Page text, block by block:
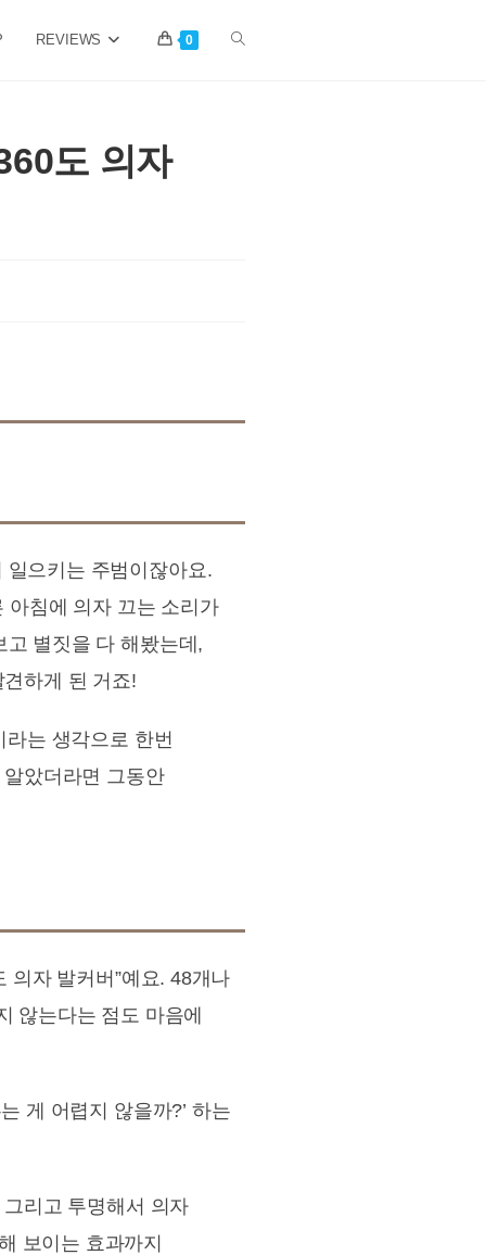
REVIEWS 0 Toggle
도 의자
으키는 주범이잖아요.
아침에 의자 끄는 소리가
별짓을 다 해봤는데,
하게 된 거죠!
라는 생각으로 한번
았더라면 그동안
의자 발커버”예요. 48개나
않는다는 점도 마음에
게 어렵지 않을까?’ 하는
리고 투명해서 의자
보이는 효과까지